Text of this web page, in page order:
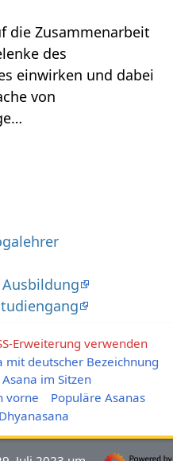
die Zusammenarbeit
des
einwirken und dabei
von
Erweiterung verwenden
mit deutscher Bezeichnung
Asana im Sitzen
vorne
Populäre Asanas
Dhyanasana